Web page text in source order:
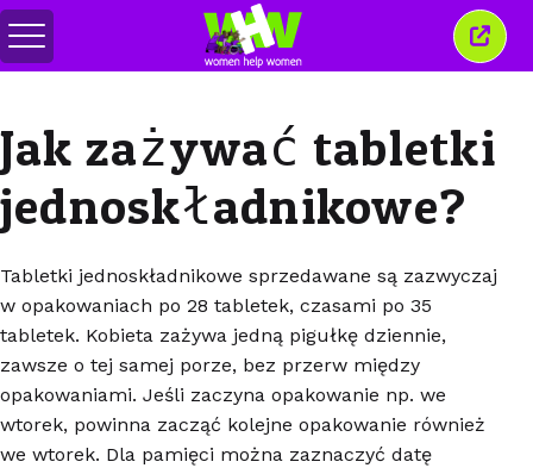
Przełącz
menu
to
Jak zażywać tabletki
jednoskładnikowe?
Tabletki jednoskładnikowe sprzedawane są zazwyczaj
w opakowaniach po 28 tabletek, czasami po 35
tabletek. Kobieta zażywa jedną pigułkę dziennie,
zawsze o tej samej porze, bez przerw między
opakowaniami. Jeśli zaczyna opakowanie np. we
wtorek, powinna zacząć kolejne opakowanie również
we wtorek. Dla pamięci można zaznaczyć datę